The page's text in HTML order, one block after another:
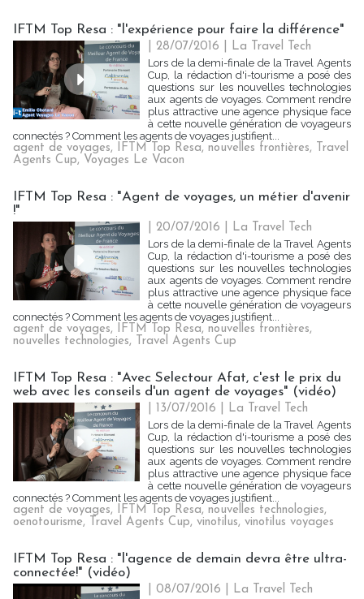
IFTM Top Resa : "l'expérience pour faire la différence"
| 28/07/2016
La Travel Tech
Lors de la demi-finale de la Travel Agents
Cup, la rédaction d'i-tourisme a posé des
questions sur les nouvelles technologies
aux agents de voyages. Comment rendre
plus attractive une agence physique face
à cette nouvelle génération de voyageurs
connectés ? Comment les agents de voyages justifient...
agent de voyages, IFTM Top Resa, nouvelles frontières, Travel
Agents Cup, Voyages Le Vacon
IFTM Top Resa : "Agent de voyages, un métier d'avenir
!"
| 20/07/2016
La Travel Tech
Lors de la demi-finale de la Travel Agents
Cup, la rédaction d'i-tourisme a posé des
questions sur les nouvelles technologies
aux agents de voyages. Comment rendre
plus attractive une agence physique face
à cette nouvelle génération de voyageurs
connectés ? Comment les agents de voyages justifient...
agent de voyages, IFTM Top Resa, nouvelles frontières,
nouvelles technologies, Travel Agents Cup
IFTM Top Resa : "Avec Selectour Afat, c'est le prix du
web avec les conseils d'un agent de voyages" (vidéo)
| 13/07/2016
La Travel Tech
Lors de la demi-finale de la Travel Agents
Cup, la rédaction d'i-tourisme a posé des
questions sur les nouvelles technologies
aux agents de voyages. Comment rendre
plus attractive une agence physique face
à cette nouvelle génération de voyageurs
connectés ? Comment les agents de voyages justifient...
agent de voyages, IFTM Top Resa, nouvelles technologies,
oenotourisme, Travel Agents Cup, vinotilus, vinotilus voyages
IFTM Top Resa : "l'agence de demain devra être ultra-
connectée!" (vidéo)
| 08/07/2016
La Travel Tech